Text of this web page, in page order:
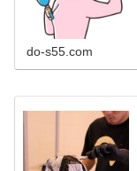
do-s55.com